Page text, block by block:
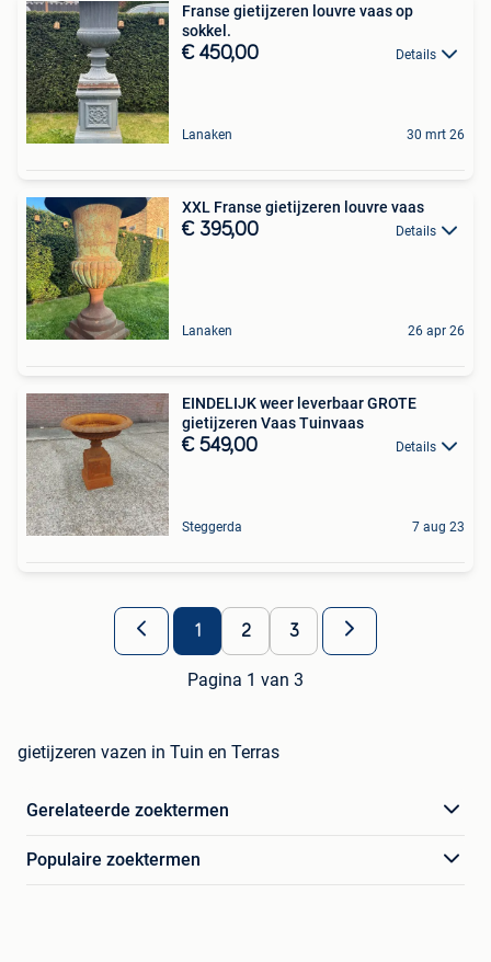
Franse gietijzeren louvre vaas op
sokkel.
€ 450,00 Details
Lanaken 30 mrt 26
XXL Franse gietijzeren louvre vaas
€ 395,00 Details
Lanaken 26 apr 26
EINDELIJK weer leverbaar GROTE
gietijzeren Vaas Tuinvaas
€ 549,00 Details
Steggerda 7 aug 23
1 2 3
Pagina 1 van 3
gietijzeren vazen in Tuin en Terras
Gerelateerde zoektermen
Populaire zoektermen